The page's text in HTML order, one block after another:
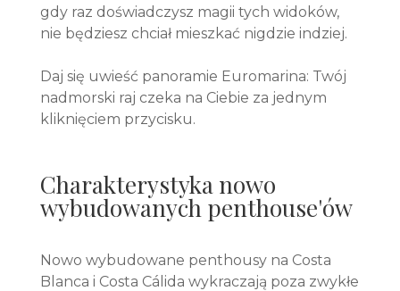
gdy raz doświadczysz magii tych widoków,
nie będziesz chciał mieszkać nigdzie indziej.
Daj się uwieść panoramie Euromarina: Twój
nadmorski raj czeka na Ciebie za jednym
kliknięciem przycisku.
Charakterystyka nowo
wybudowanych penthouse'ów
Nowo wybudowane penthousy na Costa
Blanca i Costa Cálida wykraczają poza zwykłe